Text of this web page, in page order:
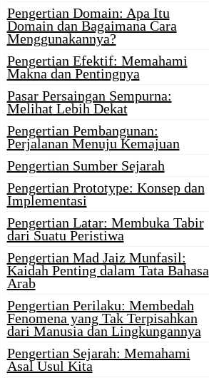
Pengertian Domain: Apa Itu
Domain dan Bagaimana Cara
Menggunakannya?
Pengertian Efektif: Memahami
Makna dan Pentingnya
Pasar Persaingan Sempurna:
Melihat Lebih Dekat
Pengertian Pembangunan:
Perjalanan Menuju Kemajuan
Pengertian Sumber Sejarah
Pengertian Prototype: Konsep dan
Implementasi
Pengertian Latar: Membuka Tabir
dari Suatu Peristiwa
Pengertian Mad Jaiz Munfasil:
Kaidah Penting dalam Tata Bahasa
Arab
Pengertian Perilaku: Membedah
Fenomena yang Tak Terpisahkan
dari Manusia dan Lingkungannya
Pengertian Sejarah: Memahami
Asal Usul Kita